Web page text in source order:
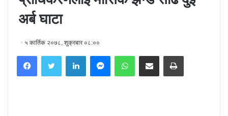
अर्ब घाटा
५ कार्तिक २०७८, शुक्रबार ०८:००